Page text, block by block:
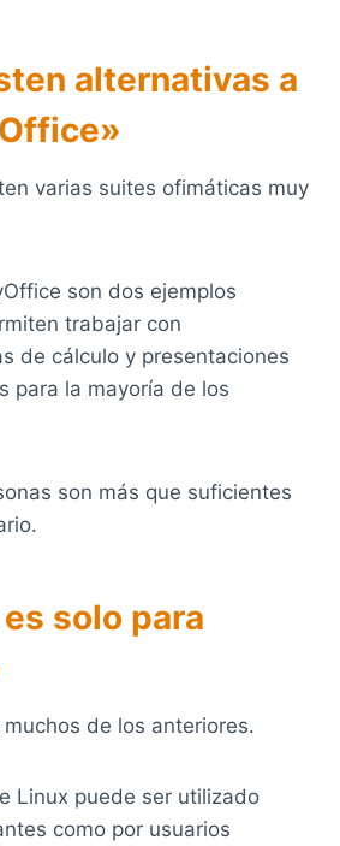
alternativas a
varias suites ofimáticas muy
son dos ejemplos
trabajar con
de cálculo y presentaciones
para la mayoría de los
son más que suficientes
solo para
de los anteriores.
Linux puede ser utilizado
como por usuarios